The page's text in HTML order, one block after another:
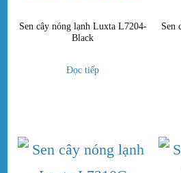
Sen cây nóng lạnh Luxta L7204-
Black
Đọc tiếp
Sen